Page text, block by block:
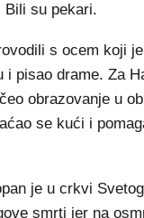
Bili su pekari.
s ocem koji
i pisao drame. Za
obrazovanje u
se kući i
je u crkvi
smrti jer na